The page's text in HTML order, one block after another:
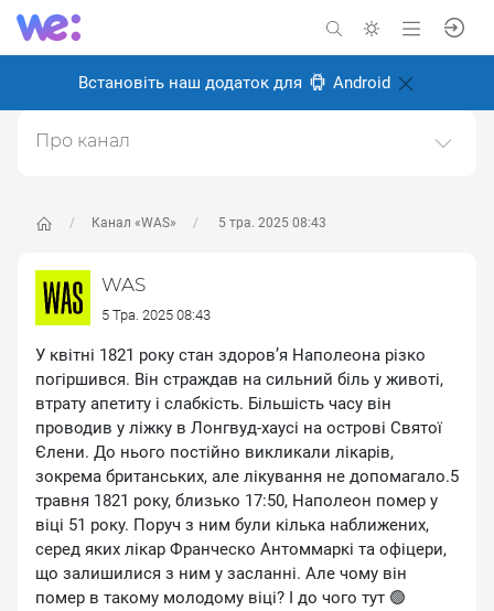
Встановіть наш додаток для Android
Канал «WAS» 5 тра. 2025 08:43
WAS
5 Тра. 2025 08:43
У квітні 1821 року стан здоров’я Наполеона різко
погіршився. Він страждав на сильний біль у животі,
втрату апетиту і слабкість. Більшість часу він
проводив у ліжку в Лонгвуд-хаусі на острові Святої
Єлени. До нього постійно викликали лікарів,
зокрема британських, але лікування не допомагало.5
травня 1821 року, близько 17:50, Наполеон помер у
віці 51 року. Поруч з ним були кілька наближених,
серед яких лікар Франческо Антоммаркі та офіцери,
що залишилися з ним у засланні. Але чому він
помер в такому молодому віці? І до чого тут 🟢
Про канал
Створено: 8 січня 2025
Відповідальні: